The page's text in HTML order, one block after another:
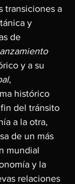
transiciones a
y
de
y a su
,
histórico
del tránsito
a la otra,
de un más
mundial
y la
relaciones